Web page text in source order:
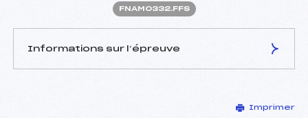
FNAM0332.FFS
Informations sur l’épreuve
TARDY ANDRE (FZ)
Imprimer